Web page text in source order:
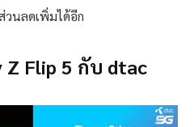
วนลดเพิ่มได้อีก
Z Flip 5 กับ dtac